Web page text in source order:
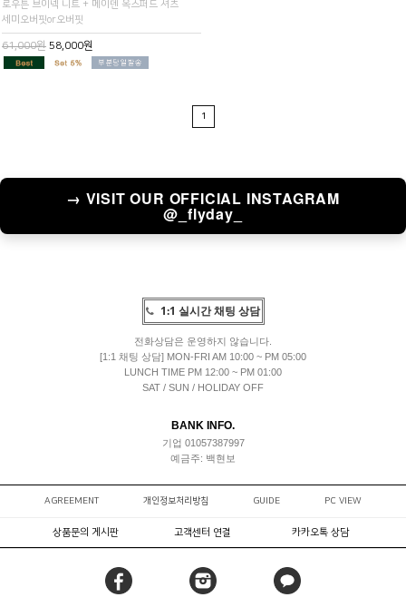
로우튼 브이넥 니트 + 메이덴 옥스퍼드 셔츠
세미오버핏or오버핏
61,000원 58,000원
1
→ VISIT OUR OFFICIAL INSTAGRAM
@_flyday_
1:1 실시간 채팅 상담
전화상담은 운영하지 않습니다.
[1:1 채팅 상담] MON-FRI AM 10:00 ~ PM 05:00
LUNCH TIME PM 12:00 ~ PM 01:00
SAT / SUN / HOLIDAY OFF
BANK INFO.
기업 01057387997
예금주: 백현보
AGREEMENT 개인정보처리방침 GUIDE PC VIEW
상품문의 게시판 고객센터 연결 카카오톡 상담